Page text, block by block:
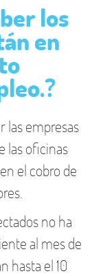
los
en
las empresas
las oficinas
el cobro de
no ha
al mes de
hasta el 10